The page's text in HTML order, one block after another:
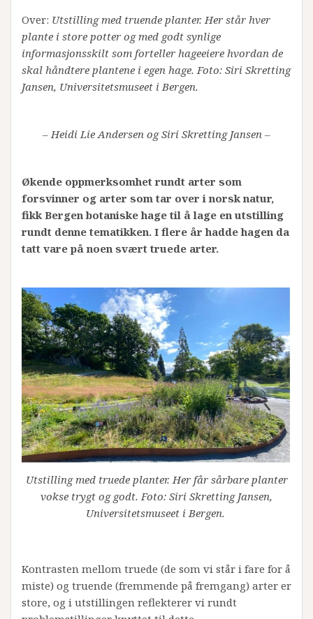
Over: Utstilling med truende planter. Her står hver
plante i store potter og med godt synlige
informasjonsskilt som forteller hageeiere hvordan de
skal håndtere plantene i egen hage. Foto: Siri Skretting
Jansen, Universitetsmuseet i Bergen.
– Heidi Lie Andersen og Siri Skretting Jansen –
Økende oppmerksomhet rundt arter som
forsvinner og arter som tar over i norsk natur,
fikk Bergen botaniske hage til å lage en utstilling
rundt denne tematikken. I flere år hadde hagen da
tatt vare på noen svært truede arter.
Utstilling med truede planter. Her får sårbare planter
vokse trygt og godt. Foto: Siri Skretting Jansen,
Universitetsmuseet i Bergen.
Kontrasten mellom truede (de som vi står i fare for å
miste) og truende (fremmende på fremgang) arter er
store, og i utstillingen reflekterer vi rundt